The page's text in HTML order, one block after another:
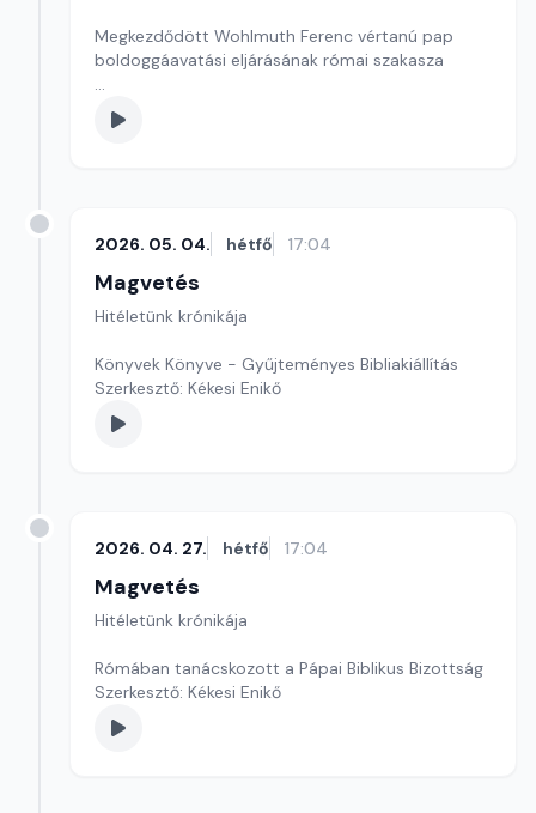
Megkezdődött Wohlmuth Ferenc vértanú pap
boldoggáavatási eljárásának római szakasza
Szerkesztő: Kékesi Enikő
2026. 05. 04. hétfő 17:04
Magvetés
Hitéletünk krónikája
Könyvek Könyve - Gyűjteményes Bibliakiállítás
Szerkesztő: Kékesi Enikő
2026. 04. 27. hétfő 17:04
Magvetés
Hitéletünk krónikája
Rómában tanácskozott a Pápai Biblikus Bizottság
Szerkesztő: Kékesi Enikő